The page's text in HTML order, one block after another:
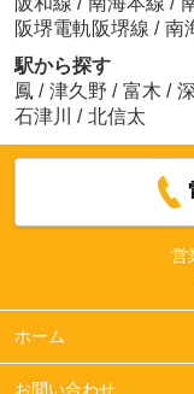
阪堺電軌阪堺線 / 南
駅から探す
鳳 / 津久野 / 富木 /
石津川
/ 北信太
営
ホーム
お問い合わせ